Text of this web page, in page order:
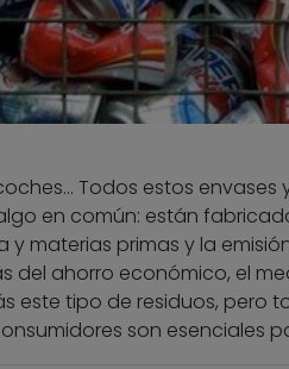
Todos estos envases
en común: están
materias primas y la
del ahorro económico, el
este tipo de residuos, pero
son esenciales